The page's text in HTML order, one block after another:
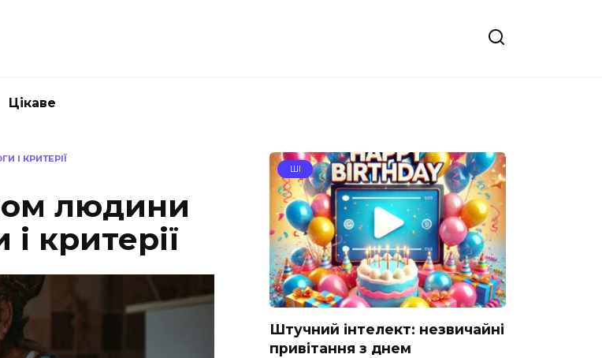
Цікаве
І КРИТЕРІЇ
людини
критерії
ШІ
Штучний інтелект: незвичайні
привітання з днем